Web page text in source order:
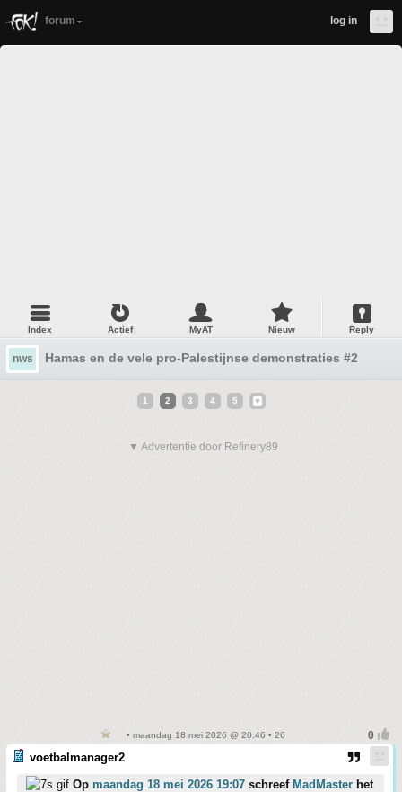
forum log in
Index Actief MyAT Nieuw Reply
nws Hamas en de vele pro-Palestijnse demonstraties #2
1 2 3 4 5
▼ Advertentie door Refinery89
• maandag 18 mei 2026 @ 20:46 • 26
voetbalmanager2
Op maandag 18 mei 2026 19:07 schreef MadMaster het